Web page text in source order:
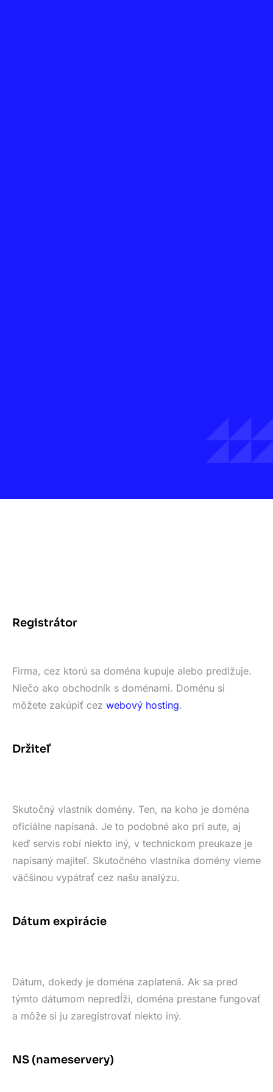
Registrátor
Firma, cez ktorú sa doména kupuje alebo predlžuje.
Niečo ako obchodník s doménami. Doménu si
môžete zakúpiť cez webový hosting.
Držiteľ
Skutočný vlastník domény. Ten, na koho je doména
oficiálne napísaná. Je to podobné ako pri aute, aj
keď servis robí niekto iný, v technickom preukaze je
napísaný majiteľ. Skutočného vlastníka domény vieme
väčšinou vypátrať cez našu analýzu.
Dátum expirácie
Dátum, dokedy je doména zaplatená. Ak sa pred
týmto dátumom nepredĺži, doména prestane fungovať
a môže si ju zaregistrovať niekto iný.
NS (nameservery)